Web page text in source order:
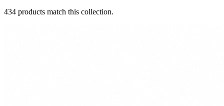
434 products match this collection.